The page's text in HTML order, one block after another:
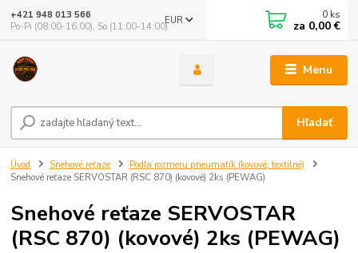
Menu
EUR
Hľadať
+421 948 013 566
Po-Pi (08:00-16:00), So (11:00-14:00)
0 ks
za 0,00 €
Úvod Snehové reťaze
Podľa rozmeru pneumatík (kovové, textilné)
Snehové reťaze SERVOSTAR (RSC 870) (kovové) 2ks (PEWAG)
Snehové reťaze SERVOSTAR
(RSC 870) (kovové) 2ks (PEWAG)